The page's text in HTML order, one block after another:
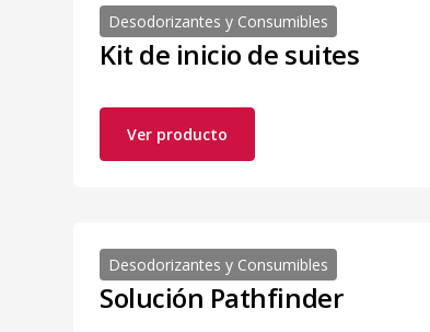
Desodorizantes y Consumibles
Kit de inicio de suites
Ver producto
Desodorizantes y Consumibles
Solución Pathfinder